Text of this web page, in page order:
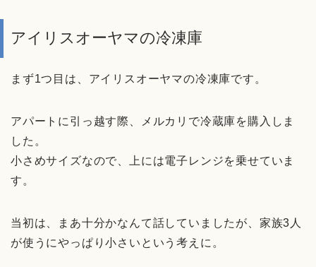
アイリスオーヤマの冷凍庫
まず1つ目は、アイリスオーヤマの冷凍庫です。
アパートに引っ越す際、メルカリで冷蔵庫を購入しま
した。
小さめサイズなので、上には電子レンジを乗せていま
す。
当初は、まあ十分かなんて話していましたが、家族3人
が使うにやっぱり小さいという考えに。